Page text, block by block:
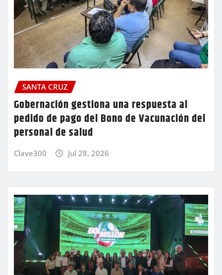
SANTA CRUZ
Gobernación gestiona una respuesta al
pedido de pago del Bono de Vacunación del
personal de salud
Clave300 Jul 28, 2026